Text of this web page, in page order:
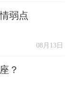
弱点
08月13日
？